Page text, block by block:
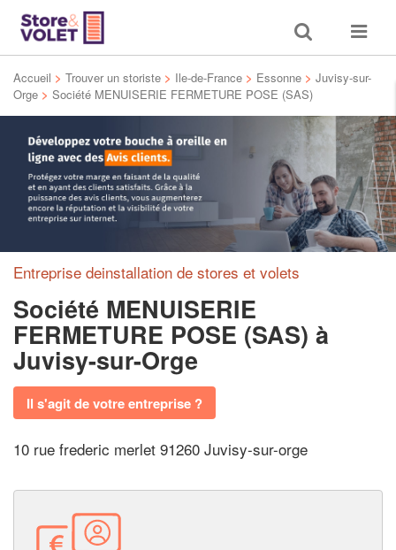
Toggle
search
Toggle
Accueil > Trouver un storiste > Ile-de-France > Essonne > Juvisy-sur-
Orge > Société MENUISERIE FERMETURE POSE (SAS)
Entreprise deinstallation de stores et volets
Société MENUISERIE
FERMETURE POSE (SAS) à
Juvisy-sur-Orge
Il s'agit de votre entreprise ?
10 rue frederic merlet 91260 Juvisy-sur-orge